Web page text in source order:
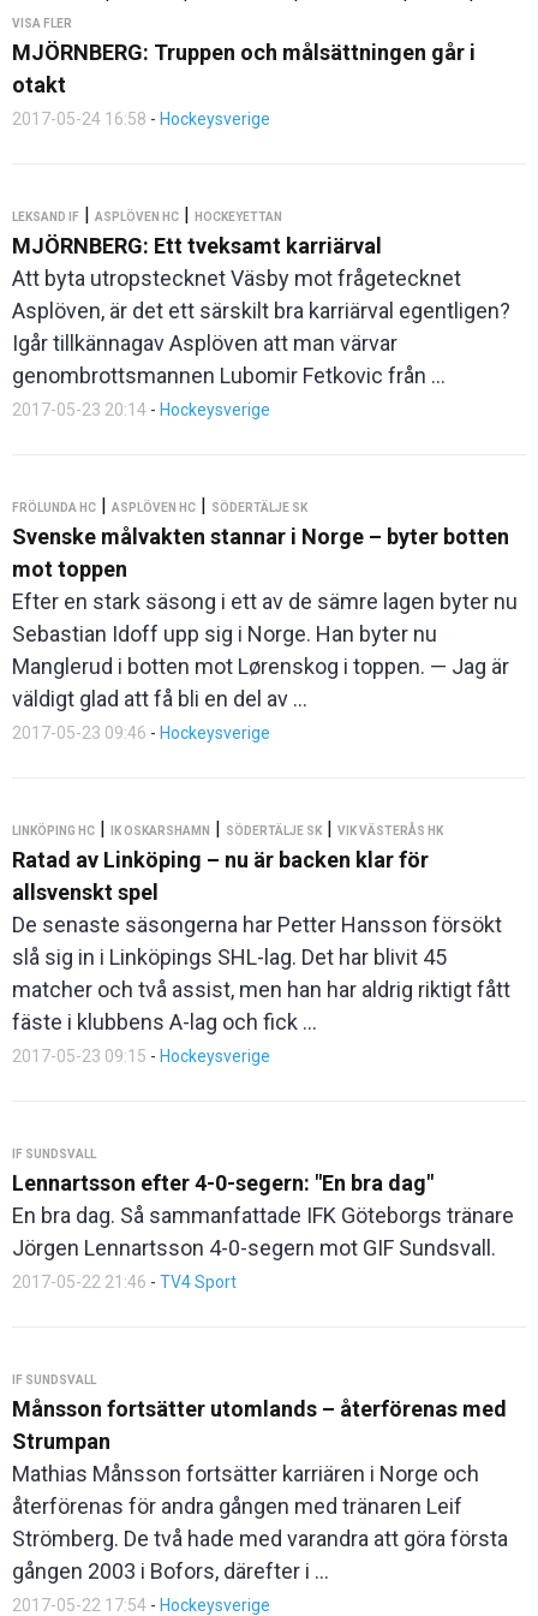
VISA FLER
MJÖRNBERG: Truppen och målsättningen går i
otakt
2017-05-24 16:58 - Hockeysverige
LEKSAND IF | ASPLÖVEN HC | HOCKEYETTAN
MJÖRNBERG: Ett tveksamt karriärval
Att byta utropstecknet Väsby mot frågetecknet
Asplöven, är det ett särskilt bra karriärval egentligen?
Igår tillkännagav Asplöven att man värvar
genombrottsmannen Lubomir Fetkovic från ...
2017-05-23 20:14 - Hockeysverige
FRÖLUNDA HC | ASPLÖVEN HC | SÖDERTÄLJE SK
Svenske målvakten stannar i Norge – byter botten
mot toppen
Efter en stark säsong i ett av de sämre lagen byter nu
Sebastian Idoff upp sig i Norge. Han byter nu
Manglerud i botten mot Lørenskog i toppen. — Jag är
väldigt glad att få bli en del av ...
2017-05-23 09:46 - Hockeysverige
LINKÖPING HC | IK OSKARSHAMN | SÖDERTÄLJE SK | VIK VÄSTERÅS HK
Ratad av Linköping – nu är backen klar för
allsvenskt spel
De senaste säsongerna har Petter Hansson försökt
slå sig in i Linköpings SHL-lag. Det har blivit 45
matcher och två assist, men han har aldrig riktigt fått
fäste i klubbens A-lag och fick ...
2017-05-23 09:15 - Hockeysverige
IF SUNDSVALL
Lennartsson efter 4-0-segern: "En bra dag"
En bra dag. Så sammanfattade IFK Göteborgs tränare
Jörgen Lennartsson 4-0-segern mot GIF Sundsvall.
2017-05-22 21:46 - TV4 Sport
IF SUNDSVALL
Månsson fortsätter utomlands – återförenas med
Strumpan
Mathias Månsson fortsätter karriären i Norge och
återförenas för andra gången med tränaren Leif
Strömberg. De två hade med varandra att göra första
gången 2003 i Bofors, därefter i ...
2017-05-22 17:54 - Hockeysverige